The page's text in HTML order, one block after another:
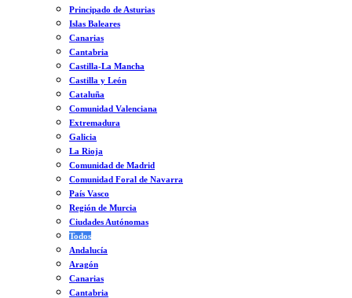
Principado de Asturias
Islas Baleares
Canarias
Cantabria
Castilla-La Mancha
Castilla y León
Cataluña
Comunidad Valenciana
Extremadura
Galicia
La Rioja
Comunidad de Madrid
Comunidad Foral de Navarra
País Vasco
Región de Murcia
Ciudades Autónomas
Todos
Andalucía
Aragón
Canarias
Cantabria